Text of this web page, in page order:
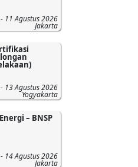
11 Agustus 2026
Jakarta
13 Agustus 2026
Yogyakarta
– BNSP
14 Agustus 2026
Jakarta